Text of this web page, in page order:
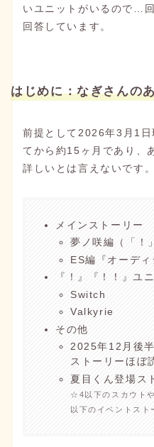
いユニットがいるので…
回答しています。
はじめに：なぎさんの
前提として2026年3月1日
てから約15ヶ月であり、
詳しいとは言えないです。
メインストーリー
夢ノ咲編（「！
ES編『オーデ
『！』『！！』ユ
Switch
Valkyrie
その他
2025年12月後
ストーリーほぼ
夏目くん登場ス
☆4以下のスカウト
以下の イベントスト